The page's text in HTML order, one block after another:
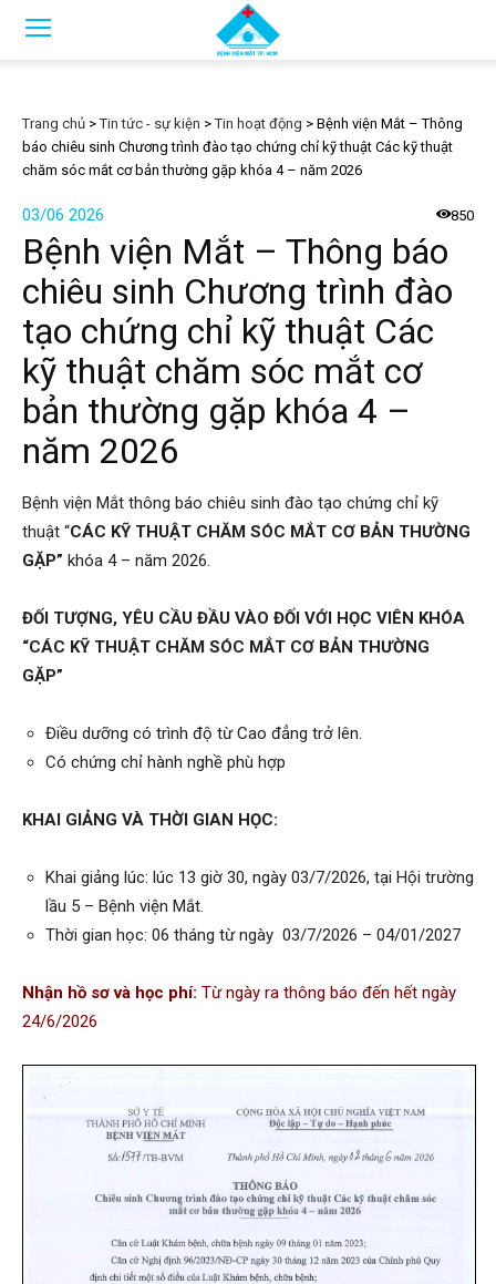
Trang chủ >Tin tức - sự kiện >Tin hoạt động > Bệnh viện Mắt – Thông
báo chiêu sinh Chương trình đào tạo chứng chỉ kỹ thuật Các kỹ thuật
chăm sóc mắt cơ bản thường gặp khóa 4 – năm 2026
03/06 2026 850
Bệnh viện Mắt – Thông báo
chiêu sinh Chương trình đào
tạo chứng chỉ kỹ thuật Các
kỹ thuật chăm sóc mắt cơ
bản thường gặp khóa 4 –
năm 2026
Bệnh viện Mắt thông báo chiêu sinh đào tạo chứng chỉ kỹ
thuật “CÁC KỸ THUẬT CHĂM SÓC MẮT CƠ BẢN THƯỜNG
GẶP” khóa 4 – năm 2026.
ĐỐI TƯỢNG, YÊU CẦU ĐẦU VÀO ĐỐI VỚI HỌC VIÊN KHÓA
“CÁC KỸ THUẬT CHĂM SÓC MẮT CƠ BẢN THƯỜNG
GẶP”
Điều dưỡng có trình độ từ Cao đẳng trở lên.
Có chứng chỉ hành nghề phù hợp
KHAI GIẢNG VÀ THỜI GIAN HỌC:
Khai giảng lúc: lúc 13 giờ 30, ngày 03/7/2026, tại Hội trường
lầu 5 – Bệnh viện Mắt.
Thời gian học: 06 tháng từ ngày 03/7/2026 – 04/01/2027
Nhận hồ sơ và học phí: Từ ngày ra thông báo đến hết ngày
24/6/2026